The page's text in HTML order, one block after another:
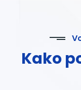
Kako